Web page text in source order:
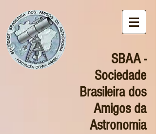
SBAA -
Sociedade
Brasileira dos
Amigos da
Astronomia